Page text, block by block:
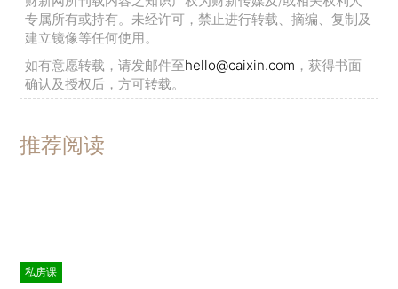
专属所有或持有。未经许可，禁止进行转载、摘编、复制及
建立镜像等任何使用。
如有意愿转载，请发邮件至hello@caixin.com ，获得书面
确认及授权后，方可转载。
推荐阅读
私房课